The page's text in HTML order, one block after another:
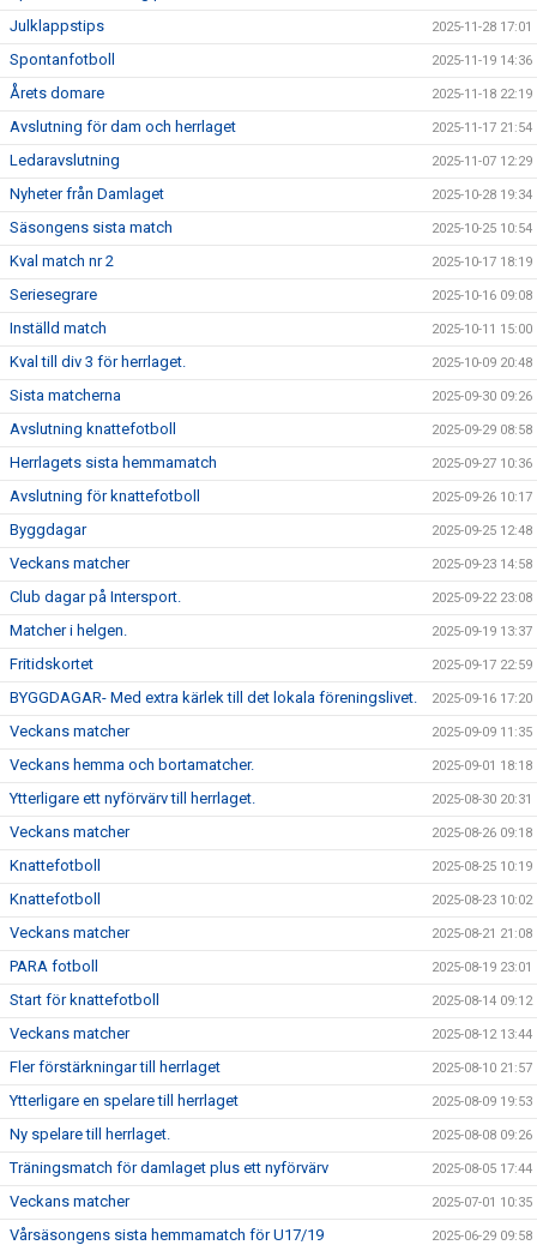
Julklappstips 2025-11-28 17:01
Spontanfotboll 2025-11-19 14:36
Årets domare 2025-11-18 22:19
Avslutning för dam och herrlaget 2025-11-17 21:54
Ledaravslutning 2025-11-07 12:29
Nyheter från Damlaget 2025-10-28 19:34
Säsongens sista match 2025-10-25 10:54
Kval match nr 2 2025-10-17 18:19
Seriesegrare 2025-10-16 09:08
Inställd match 2025-10-11 15:00
Kval till div 3 för herrlaget. 2025-10-09 20:48
Sista matcherna 2025-09-30 09:26
Avslutning knattefotboll 2025-09-29 08:58
Herrlagets sista hemmamatch 2025-09-27 10:36
Avslutning för knattefotboll 2025-09-26 10:17
Byggdagar 2025-09-25 12:48
Veckans matcher 2025-09-23 14:58
Club dagar på Intersport. 2025-09-22 23:08
Matcher i helgen. 2025-09-19 13:37
Fritidskortet 2025-09-17 22:59
BYGGDAGAR- Med extra kärlek till det lokala föreningslivet. 2025-09-16 17:20
Veckans matcher 2025-09-09 11:35
Veckans hemma och bortamatcher. 2025-09-01 18:18
Ytterligare ett nyförvärv till herrlaget. 2025-08-30 20:31
Veckans matcher 2025-08-26 09:18
Knattefotboll 2025-08-25 10:19
Knattefotboll 2025-08-23 10:02
Veckans matcher 2025-08-21 21:08
PARA fotboll 2025-08-19 23:01
Start för knattefotboll 2025-08-14 09:12
Veckans matcher 2025-08-12 13:44
Fler förstärkningar till herrlaget 2025-08-10 21:57
Ytterligare en spelare till herrlaget 2025-08-09 19:53
Ny spelare till herrlaget. 2025-08-08 09:26
Träningsmatch för damlaget plus ett nyförvärv 2025-08-05 17:44
Veckans matcher 2025-07-01 10:35
Vårsäsongens sista hemmamatch för U17/19 2025-06-29 09:58